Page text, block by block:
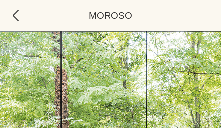
MOROSO